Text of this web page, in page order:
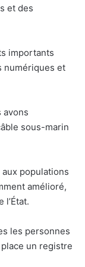
et des
importants
numériques et
avons
sous-marin
populations
amélioré,
les personnes
un registre